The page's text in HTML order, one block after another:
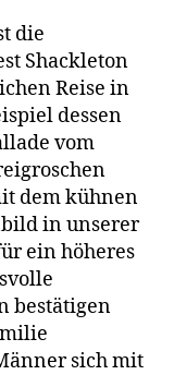
die
Shackleton
Reise in
dessen
vom
dem kühnen
in unserer
ein höheres
bestätigen
sich mit